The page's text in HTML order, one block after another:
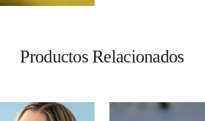
Productos Relacionados